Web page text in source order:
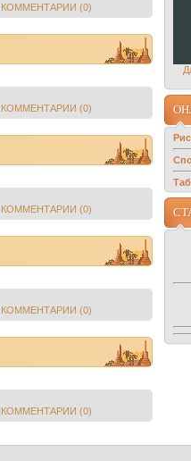
КОММЕНТАРИИ (0)
КОММЕНТАРИИ (0)
КОММЕНТАРИИ (0)
КОММЕНТАРИИ (0)
КОММЕНТАРИИ (0)